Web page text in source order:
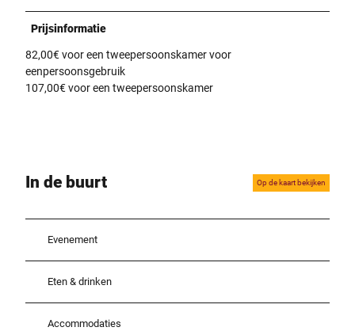
Prijsinformatie
82,00€ voor een tweepersoonskamer voor
eenpersoonsgebruik
107,00€ voor een tweepersoonskamer
In de buurt Op de kaart bekijken
Evenement
Eten & drinken
Accommodaties